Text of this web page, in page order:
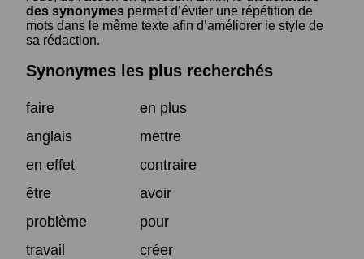
des synonymes permet d’éviter une répétition de
mots dans le même texte afin d’améliorer le style de
sa rédaction.
Synonymes les plus recherchés
faire
en plus
anglais
mettre
en effet
contraire
être
avoir
problème
pour
travail
créer